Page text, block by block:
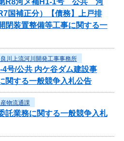
国補正分）【債務】上戸排
装置整備等工事に関する一
川上流河川開発工事事務所
4号/公共 内ケ谷ダム建設事
する一般競争入札公告
物流通課
託業務に関する一般競争入札